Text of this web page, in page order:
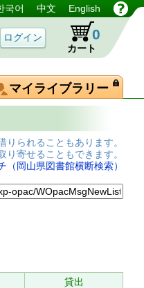
국어 中文 English
カート
0
マイライブラリー
られることもあります。
寄せることもできます。
（岡山県図書館横断検索）
貸出